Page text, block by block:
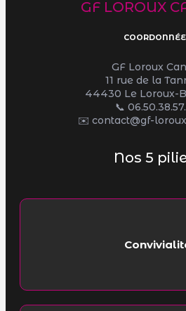
GF LOROUX
GF Loroux
11 rue de la
44430 Le Loroux-
📞
✉️ contact@gf-
Nos 5